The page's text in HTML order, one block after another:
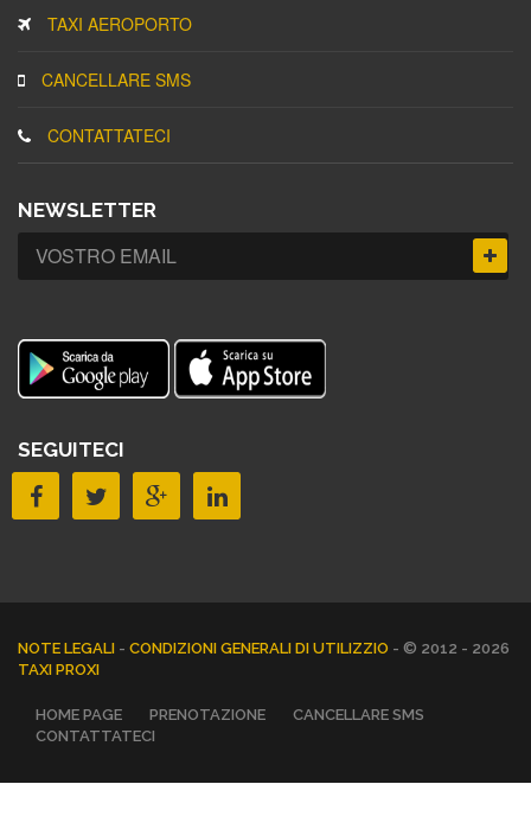
TAXI AEROPORTO
CANCELLARE SMS
CONTATTATECI
NEWSLETTER
SEGUITECI
NOTE LEGALI - CONDIZIONI GENERALI DI UTILIZZIO - © 2012 - 2026
TAXI PROXI
HOME PAGE PRENOTAZIONE
CANCELLARE SMS
CONTATTATECI